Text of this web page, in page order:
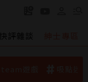
快評雜談